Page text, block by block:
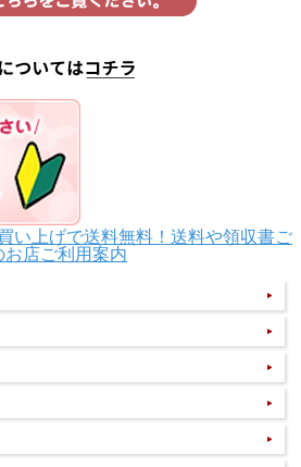
い上げで送料無料！送料や領収書ご
店ご利用案内